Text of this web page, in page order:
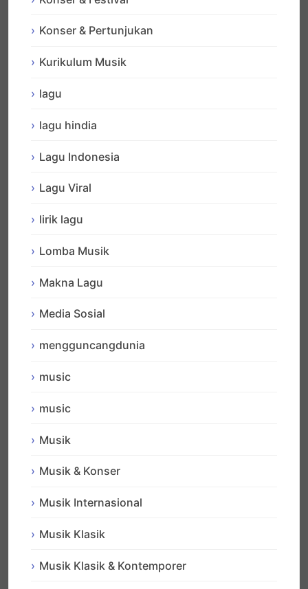
Konser & Pertunjukan
Kurikulum Musik
lagu
lagu hindia
Lagu Indonesia
Lagu Viral
lirik lagu
Lomba Musik
Makna Lagu
Media Sosial
mengguncangdunia
music
music
Musik
Musik & Konser
Musik Internasional
Musik Klasik
Musik Klasik & Kontemporer